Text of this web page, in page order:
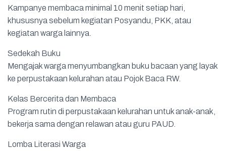
Kampanye membaca minimal 10 menit setiap hari,
khususnya sebelum kegiatan Posyandu, PKK, atau
kegiatan warga lainnya.
Sedekah Buku
Mengajak warga menyumbangkan buku bacaan yang layak
ke perpustakaan kelurahan atau Pojok Baca RW.
Kelas Bercerita dan Membaca
Program rutin di perpustakaan kelurahan untuk anak-anak,
bekerja sama dengan relawan atau guru PAUD.
Lomba Literasi Warga